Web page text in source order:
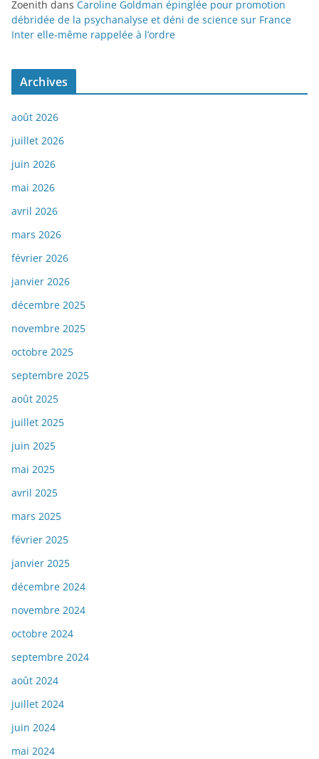
Zoenith dans Caroline Goldman épinglée pour promotion
débridée de la psychanalyse et déni de science sur France
Inter elle-même rappelée à l’ordre
Archives
août 2026
juillet 2026
juin 2026
mai 2026
avril 2026
mars 2026
février 2026
janvier 2026
décembre 2025
novembre 2025
octobre 2025
septembre 2025
août 2025
juillet 2025
juin 2025
mai 2025
avril 2025
mars 2025
février 2025
janvier 2025
décembre 2024
novembre 2024
octobre 2024
septembre 2024
août 2024
juillet 2024
juin 2024
mai 2024